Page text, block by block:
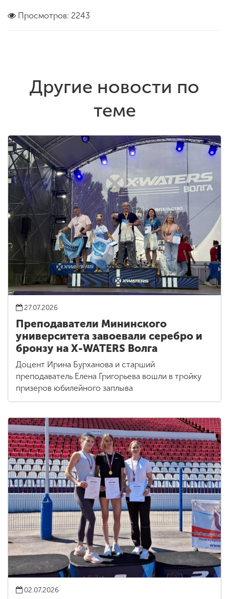
Просмотров: 2243
Другие новости по
теме
27.07.2026
Преподаватели Мининского
университета завоевали серебро и
бронзу на X-WATERS Волга
Доцент Ирина Бурханова и старший
преподаватель Елена Григорьева вошли в тройку
призеров юбилейного заплыва
02.07.2026